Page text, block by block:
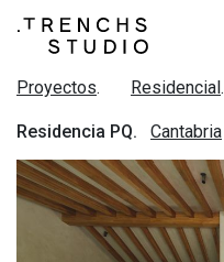
Proyectos. Residencial.
Residencia PQ. Cantabria